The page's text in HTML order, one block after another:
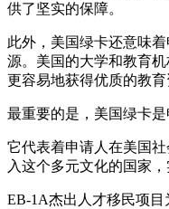
供了坚实的保障。
此外，美国绿卡还意味
源。美国的大学和教育
更容易地获得优质的教育
最重要的是，美国绿卡是
它代表着申请人在美国
入这个多元文化的国家
EB-1A杰出人才移民项